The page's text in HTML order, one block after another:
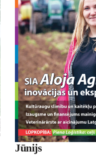
Jūnijs